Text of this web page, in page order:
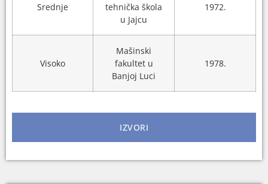
Srednje
tehnička škola
u Jajcu
1972.
Visoko
Mašinski
fakultet u
Banjoj Luci
1978.
IZVORI